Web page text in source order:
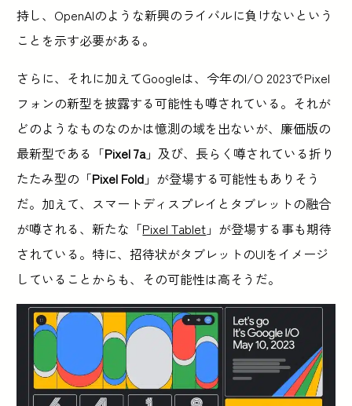
持し、OpenAIのような新興のライバルに負けないという
ことを示す必要がある。
さらに、それに加えてGoogleは、今年のI/O 2023でPixel
フォンの新型を披露する可能性も噂されている。それが
どのようなものなのかは憶測の域を出ないが、廉価版の
最新型である「Pixel 7a」及び、長らく噂されている折り
たたみ型の「Pixel Fold 」が登場する可能性もありそう
だ。加えて、スマートディスプレイとタブレットの融合
が噂される、新たな「Pixel Tablet 」が登場する事も期待
されている。特に、招待状がタブレットのUIをイメージ
していることからも、その可能性は高そうだ。